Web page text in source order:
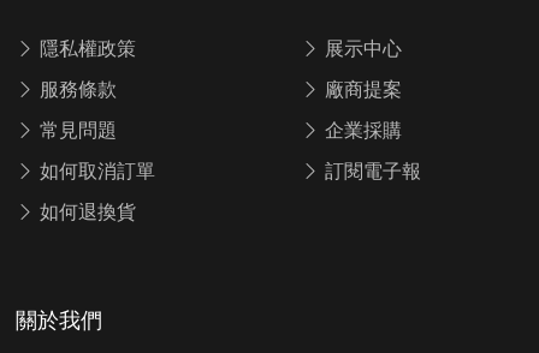
隱私權政策
服務條款
常見問題
如何取消訂單
如何退換貨
展示中心
廠商提案
企業採購
訂閱電子報
關於我們